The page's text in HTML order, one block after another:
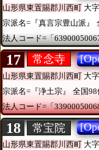
山形県東置賜郡川西町 大
宗派名=『真言宗豊山派』
法人コード=「
17 常念寺
山形県東置賜郡川西町 大
宗派名=『浄土宗』
全国98
法人コード=「
18 常宝院
山形県東置賜郡川西町 大